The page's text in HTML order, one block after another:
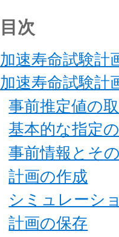
目次
加速寿命試験計
加速寿命試験計
事前推定値の
基本的な指定
事前情報とそ
計画の作成
シミュレーシ
計画の保存